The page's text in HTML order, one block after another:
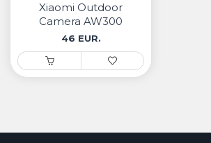
Xiaomi Outdoor
Camera AW300
46 EUR.